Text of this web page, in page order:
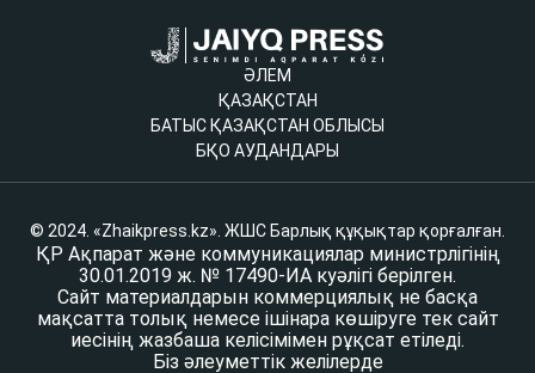
ӘЛЕМ
ҚАЗАҚСТАН
БАТЫС ҚАЗАҚСТАН ОБЛЫСЫ
БҚО АУДАНДАРЫ
© 2024. «Zhaikpress.kz». ЖШС Барлық құқықтар қорғалған.
ҚР Ақпарат және коммуникациялар министрлігінің
30.01.2019 ж. № 17490-ИА куәлігі берілген.
Сайт материалдарын коммерциялық не басқа
мақсатта толық немесе ішінара көшіруге тек сайт
иесінің жазбаша келісімімен рұқсат етіледі.
Біз әлеуметтік желілерде